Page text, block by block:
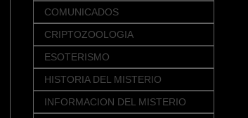
COMUNICADOS
CRIPTOZOOLOGIA
ESOTERISMO
HISTORIA DEL MISTERIO
INFORMACION DEL MISTERIO